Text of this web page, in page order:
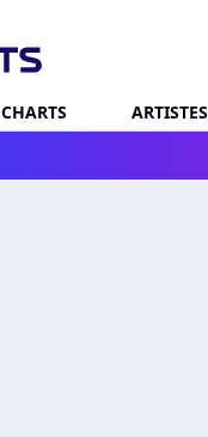
CHARTS ARTISTES